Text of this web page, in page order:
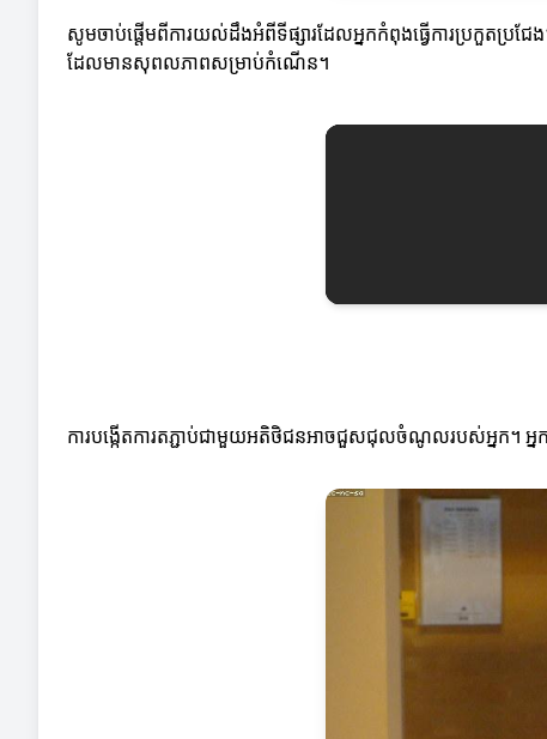
សូមចាប់ផ្តើមពីការយល់ដឹងអំពីទីផ្សារដែលអ្នកកំពុងធ្វើការប្រកួតប្រជ
ដែលមានសុពលភាពសម្រាប់កំណើន។
ការបង្កើតការតភ្ជាប់ជាមួយអតិថិជនអាចជួសជុលចំណូលរបស់អ្នក។ អ្